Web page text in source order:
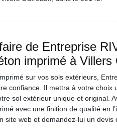
de Entreprise
imprimé à Villers
sur vos sols extérieurs,
confiance. Il mettra à votre choix
sol extérieur unique et original.
avec une finition de qualité en
site web et demandez-lui un